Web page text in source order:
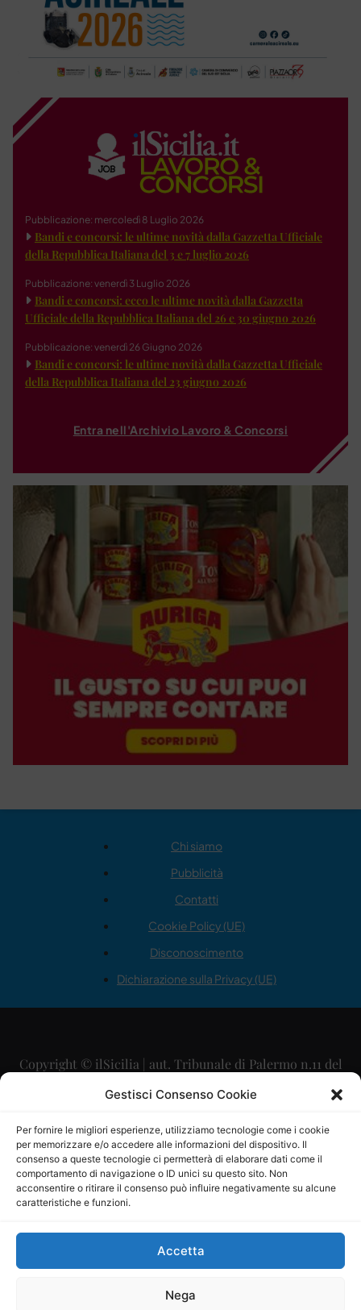
Gestisci Consenso Cookie
Per fornire le migliori esperienze, utilizziamo tecnologie come i cookie
per memorizzare e/o accedere alle informazioni del dispositivo. Il
consenso a queste tecnologie ci permetterà di elaborare dati come il
comportamento di navigazione o ID unici su questo sito. Non
acconsentire o ritirare il consenso può influire negativamente su alcune
caratteristiche e funzioni.
Accetta
Nega
Pubblicazione: mercoledì 8 Luglio 2026
Bandi e concorsi: le ultime novità dalla Gazzetta Ufficiale
della Repubblica Italiana del 3 e 7 luglio 2026
Pubblicazione: venerdì 3 Luglio 2026
Bandi e concorsi: ecco le ultime novità dalla Gazzetta
Ufficiale della Repubblica Italiana del 26 e 30 giugno 2026
Pubblicazione: venerdì 26 Giugno 2026
Bandi e concorsi: le ultime novità dalla Gazzetta Ufficiale
della Repubblica Italiana del 23 giugno 2026
Entra nell'Archivio Lavoro & Concorsi
Chi siamo
Pubblicità
Contatti
Cookie Policy (UE)
Disconoscimento
Dichiarazione sulla Privacy (UE)
Copyright © ilSicilia | aut. Tribunale di Palermo n.11 del
29/09/2015
Direttore Editoriale: Maurizio Scaglione
Direttore Responsabile: Maria Calabrese
P.IVA: 06334930820
Mercurio Comunicazione Società Cooperativa a r.l. è
iscritta al Registro degli Operatori di Comunicazione al